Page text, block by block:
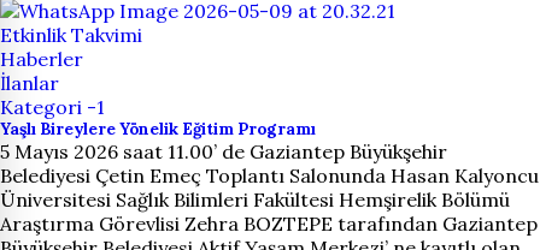
Etkinlik Takvimi
Haberler
İlanlar
Kategori -1
Yaşlı Bireylere Yönelik Eğitim Programı
5 Mayıs 2026 saat 11.00’ de Gaziantep Büyükşehir
Belediyesi Çetin Emeç Toplantı Salonunda Hasan Kalyoncu
Üniversitesi Sağlık Bilimleri Fakültesi Hemşirelik Bölümü
Araştırma Görevlisi Zehra BOZTEPE tarafından Gaziantep